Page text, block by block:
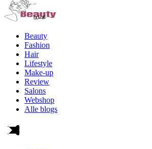
Beauty
Fashion
Hair
Lifestyle
Make-up
Review
Salons
Webshop
Alle blogs